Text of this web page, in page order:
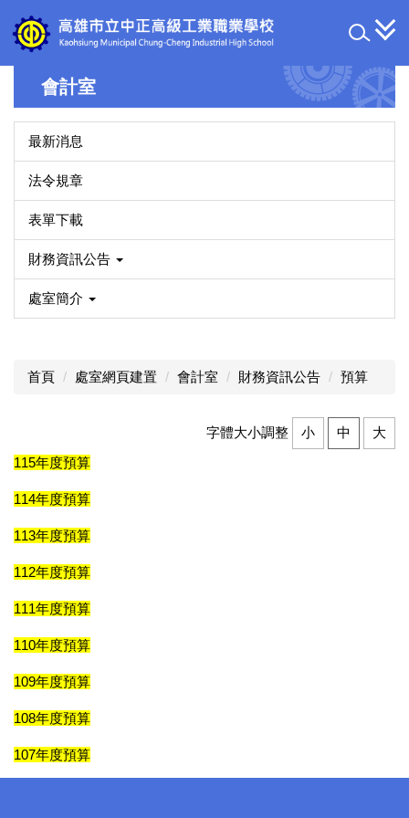
到
主
會計室
最新消息
法令規章
表單下載
財務資訊公告
處室簡介
首頁 處室網頁建置 會計室 財務資訊公告 預算
字體大小調整 小 中
大
115年度預算
114年度預算
113年度預算
112年度預算
111年度預算
110年度預算
109年度預算
108年度預算
107年度預算